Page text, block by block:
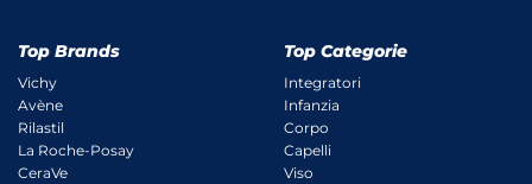
Top Brands
Vichy
Avène
Rilastil
La Roche-Posay
CeraVe
Top Categorie
Integratori
Infanzia
Corpo
Capelli
Viso